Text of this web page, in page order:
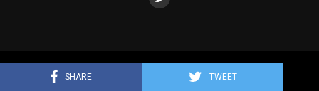
SHARE TWEET
Clima de negocios © Todos los derechos reservados.